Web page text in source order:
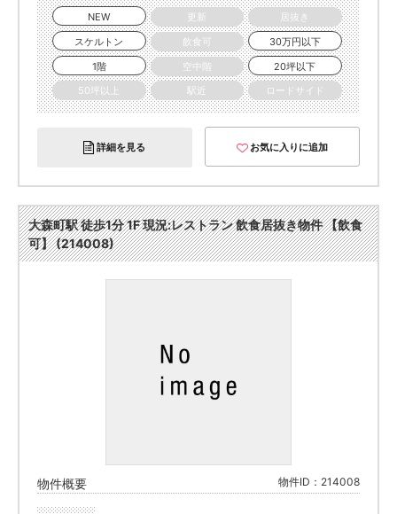
NEW
更新
居抜き
スケルトン
飲食可
30万円以下
1階
空中階
20坪以下
50坪以上
駅近 ロードサイド
詳細を見る お気に入りに追加
大森町駅 徒歩1分 1F 現況:レストラン 飲食居抜き物件 【飲食
可】 (214008)
物件概要 物件ID：214008